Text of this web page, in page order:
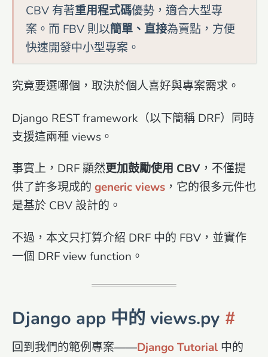
CBV 有著重用程式碼優勢，適合大型專
案。而 FBV 則以簡單、直接為賣點，方便
快速開發中小型專案。
究竟要選哪個，取決於個人喜好與專案需求。
Django REST framework（以下簡稱 DRF）同時
支援這兩種 views。
事實上，DRF 顯然更加鼓勵使用 CBV ，不僅提
供了許多現成的 generic views ，它的很多元件也
是基於 CBV 設計的。
不過，本文只打算介紹 DRF 中的 FBV，並實作
一個 DRF view function。
Django app 中的 views.py
回到我們的範例專案——Django Tutorial 中的